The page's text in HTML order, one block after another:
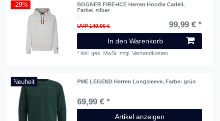
-29% BOGNER FIRE+ICE Herren Hoodie Cadell,
Farbe: silber
UVP 140,00 € 99,99 € *
In den Warenkorb
*inkl. ges. MwSt. zzgl.Versandkosten
Neuheit PME LEGEND Herren Longsleeve, Farbe: grün
69,99 € *
Artikel anzeigen